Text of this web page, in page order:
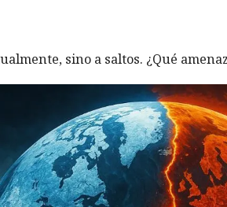
sino a saltos. ¿Qué